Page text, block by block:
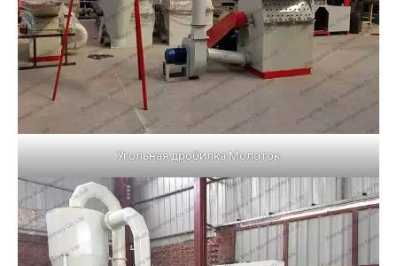
Угольная дробилка Молоток